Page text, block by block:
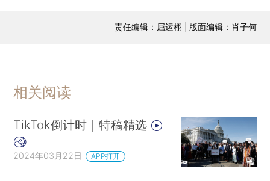
责任编辑：屈运栩 | 版面编辑：肖子何
相关阅读
TikTok倒计时｜特稿精选
2024年03月22日 APP打开